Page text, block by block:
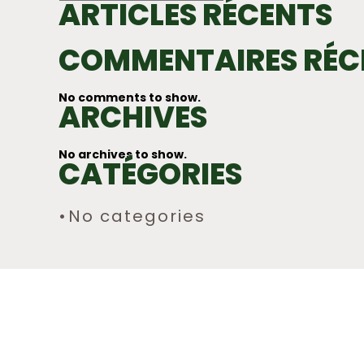
ARTICLES RÉCENTS
COMMENTAIRES
No comments to show.
ARCHIVES
No archives to show.
CATÉGORIES
No categories